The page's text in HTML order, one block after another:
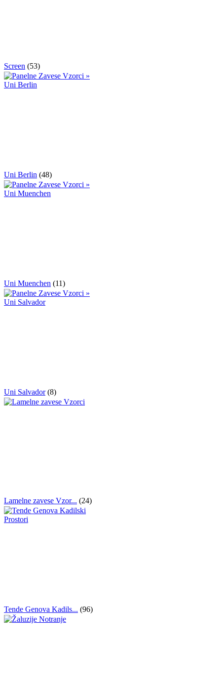
Screen (53)
Uni Berlin (48)
Uni Muenchen (11)
Uni Salvador (8)
Lamelne zavese Vzor... (24)
Tende Genova Kadils... (96)